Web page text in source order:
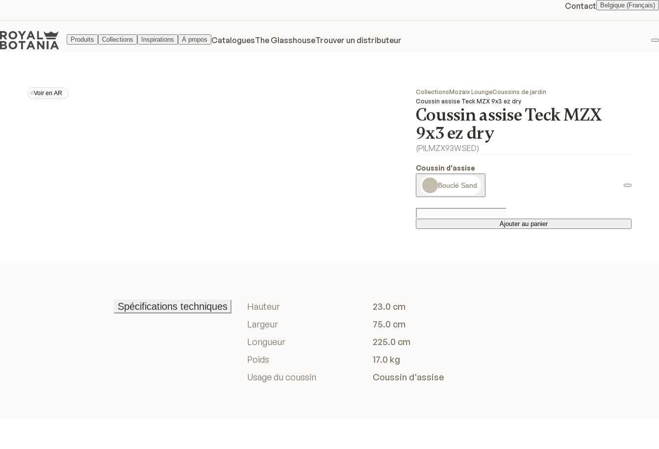
Contact Belgique (Français)
Produits Collections Inspirations À propos CataloguesThe GlasshouseTrouver un distributeur
Voir en AR
Voir en AR
CollectionsMozaix LoungeCoussins de jardin
Coussin assise Teck MZX 9x3 ez dry
Coussin assise Teck MZX
9x3 ez dry
(PILMZX93WSED)
Coussin d'assise
Bouclé Sand
Ajouter au panier
Ajouter au panier
Spécifications techniques
Hauteur
23.0 cm
Largeur
75.0 cm
Longueur
225.0 cm
Poids
17.0 kg
Usage du coussin
Coussin d'assise